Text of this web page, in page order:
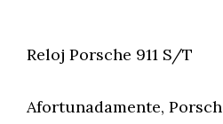
Reloj Porsche 911 S/T
Afortunadamente,